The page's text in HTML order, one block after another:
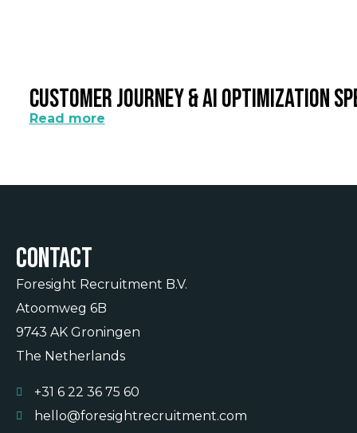
Customer Journey & AI Optimization
Read more
Contact
Foresight Recruitment B.V.
Atoomweg 6B
9743 AK Groningen
The Netherlands
+31 6 22 36 75 60
hello@foresightrecruitment.com